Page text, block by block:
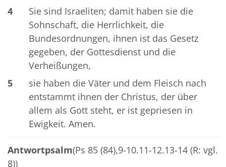
4
Sie sind Israeliten; damit haben sie die
Sohnschaft, die Herrlichkeit, die
Bundesordnungen, ihnen ist das Gesetz
gegeben, der Gottesdienst und die
Verheißungen,
5
sie haben die Väter und dem Fleisch nach
entstammt ihnen der Christus, der über
allem als Gott steht, er ist gepriesen in
Ewigkeit. Amen.
Antwortpsalm(Ps 85 (84),9-10.11-12.13-14 (R: vgl.
8))